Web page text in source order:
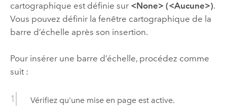
cartographique est définie sur <None> (<Aucune>).
Vous pouvez définir la fenêtre cartographique de la
barre d’échelle après son insertion.
Pour insérer une barre d’échelle, procédez comme
suit :
Vérifiez qu'une mise en page est active.